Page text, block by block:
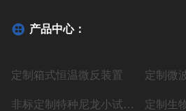
产品中心：
定制箱式恒温微反装置 定制微
非标定制特种尼龙小试聚合反应装置